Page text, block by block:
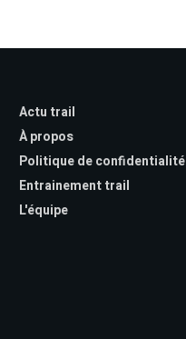
Actu trail
À propos
Politique de confidentialité
Entrainement trail
L'équipe